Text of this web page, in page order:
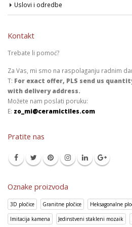
Uslovi i odredbe
Kontakt
Trebate li pomoć?
Za Vas, mi smo na raspolaganju radnim
T: For exact offer, PLS send us
with delivery address.
Možete nam poslati poruku:
E: zo_mi@ceramictiles.com
Pratite nas
Oznake proizvoda
3D pločice Granitne pločice Heksagonalne
Imitacija kamena Jedinstveni stakleni mozaik